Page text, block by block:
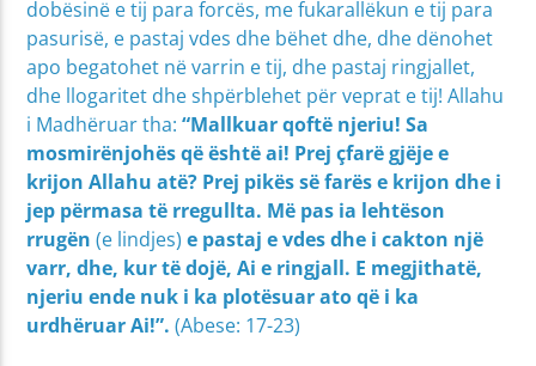
dobësinë e tij para forcës, me fukarallëkun e tij para
pasurisë, e pastaj vdes dhe bëhet dhe, dhe dënohet
apo begatohet në varrin e tij, dhe pastaj ringjallet,
dhe llogaritet dhe shpërblehet për veprat e tij! Allahu
i Madhëruar tha:“Mallkuar qoftë njeriu! Sa
mosmirënjohës që është ai! Prej çfarë gjëje e
krijon Allahu atë? Prej pikës së farës e krijon dhe i
jep përmasa të rregullta. Më pas ia lehtëson
rrugën(e lindjes) e pastaj e vdes dhe i cakton një
varr, dhe, kur të dojë, Ai e ringjall. E megjithatë,
njeriu ende nuk i ka plotësuar ato që i ka
urdhëruar Ai!”.(Abese: 17-23)